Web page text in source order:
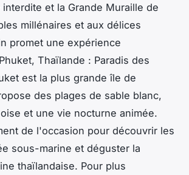
et la Grande Muraille de
millénaires et aux délices
promet une expérience
Thaïlande : Paradis des
est la plus grande île de
des plages de sable blanc,
et une vie nocturne animée.
de l'occasion pour découvrir les
sous-marine et déguster la
thaïlandaise. Pour plus